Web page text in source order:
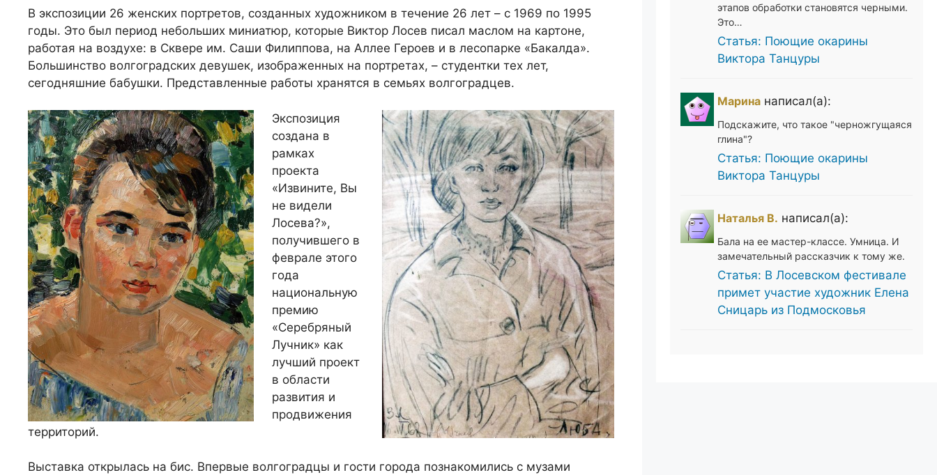
В экспозиции 26 женских портретов, созданных художником в течение 26 лет – с 1969 по 1995
годы. Это был период небольших миниатюр, которые Виктор Лосев писал маслом на картоне,
работая на воздухе: в Сквере им. Саши Филиппова, на Аллее Героев и в лесопарке «Бакалда».
Большинство волгоградских девушек, изображенных на портретах, – студентки тех лет,
сегодняшние бабушки. Представленные работы хранятся в семьях волгоградцев.
Экспозиция
создана в
рамках
проекта
«Извините, Вы
не видели
Лосева?»,
получившего в
феврале этого
года
национальную
премию
«Серебряный
Лучник» как
лучший проект
в области
развития и
продвижения
территорий.
Выставка открылась на бис. Впервые волгоградцы и гости города познакомились с музами
этапов обработки становятся черными.
Это…
Статья: Поющие окарины
Виктора Танцуры
Маринанаписал(а):
Подскажите, что такое "черножгущаяся
глина"?
Статья: Поющие окарины
Виктора Танцуры
Наталья В. написал(а):
Бала на ее мастер-классе. Умница. И
замечательный рассказчик к тому же.
Статья: В Лосевском фестивале
примет участие художник Елена
Сницарь из Подмосковья